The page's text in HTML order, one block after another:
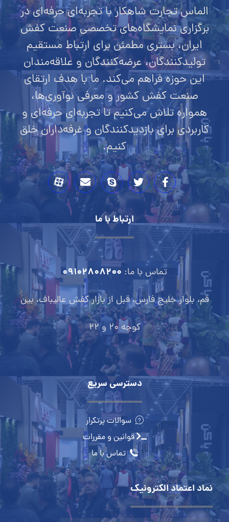
الماس تجارت شاهکار با تجربه‌ای حرفه‌ای در
برگزاری نمایشگاه‌های تخصصی صنعت کفش
ایران، بستری مطمئن برای ارتباط مستقیم
تولیدکنندگان، عرضه‌کنندگان و علاقه‌مندان
این حوزه فراهم می‌کند. ما با هدف ارتقای
صنعت کفش کشور و معرفی نوآوری‌ها،
همواره تلاش می‌کنیم تا تجربه‌ای حرفه‌ای و
کاربردی برای بازدیدکنندگان و غرفه‌داران خلق
کنیم.
ارتباط با ما
تماس با ما:09102808200
قم، بلوار خلیج فارس، قبل از بازار کفش عالیباف، بین
کوچه 20 و 22
دسترسی سریع
سوالات پرتکرار
قوانین و مقررات
تماس با ما